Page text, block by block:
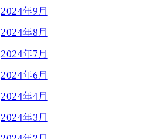
2024年9月
2024年8月
2024年7月
2024年6月
2024年4月
2024年3月